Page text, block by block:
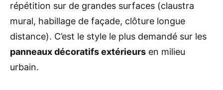
répétition sur de grandes surfaces (claustra
mural, habillage de façade, clôture longue
distance). C’est le style le plus demandé sur les
panneaux décoratifs extérieurs en milieu
urbain.